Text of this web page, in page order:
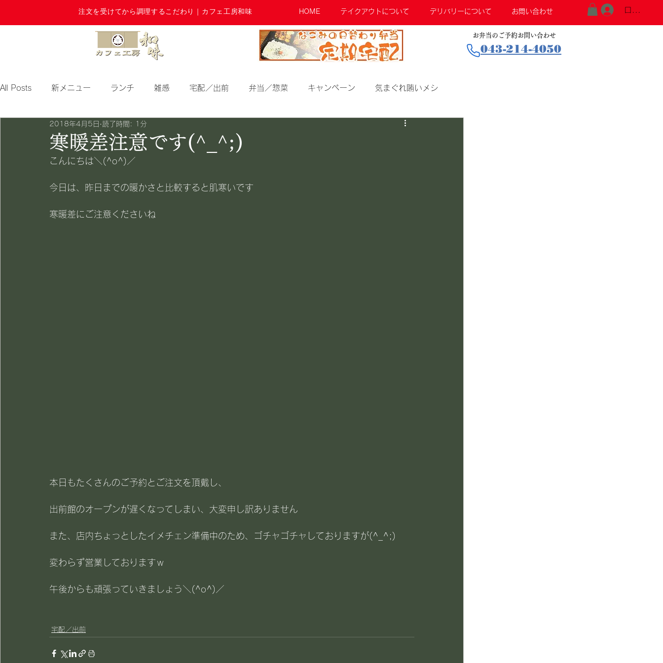
注文を受けてから調理するこだわり｜カフェ工房和味 HOME テイクアウトについて デリバリーについて お問い合わせ ログイン
お弁当のご予約お問い合わせ
043-214-4050
All Posts 新メニュー ランチ 雑感 宅配／出前 弁当／惣菜 キャンペーン 気まぐれ賄いメシ
期間限定
寒暖差注意です(^_^;)
2018年4月5日 読了時間: 1分
こんにちは＼(^o^)／
今日は、昨日までの暖かさと比較すると肌寒いです
寒暖差にご注意くださいね
本日もたくさんのご予約とご注文を頂戴し、
出前館のオープンが遅くなってしまい、大変申し訳ありません
また、店内ちょっとしたイメチェン準備中のため、ゴチャゴチャしておりますが(^_^;)
変わらず営業しておりますｗ
午後からも頑張っていきましょう＼(^o^)／
宅配／出前